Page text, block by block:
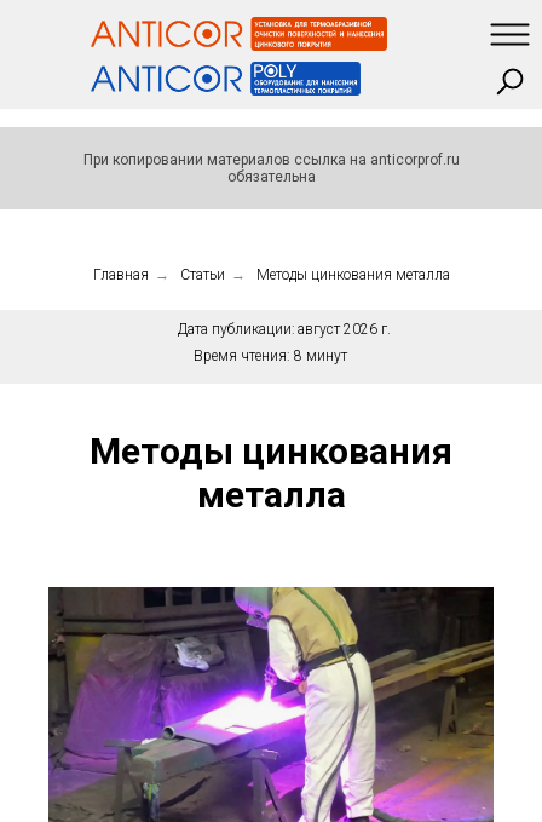
При копировании материалов ссылка на anticorprof.ru
обязательна
Главная → Статьи → Методы цинкования металла
август 2026 г.
Дата публикации:
Время чтения:8 минут
Методы цинкования
металла